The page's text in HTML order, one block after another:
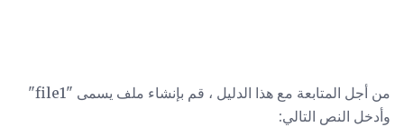
من أجل المتابعة مع هذا الدليل ، قم بإنشاء ملف يسمى "file1"
وأدخل النص التالي: